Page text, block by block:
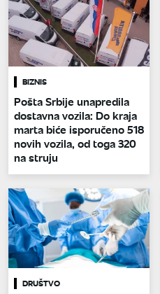
BIZNIS
Pošta Srbije unapredila
dostavna vozila: Do kraja
marta biće isporučeno 518
novih vozila, od toga 320
na struju
DRUŠTVO